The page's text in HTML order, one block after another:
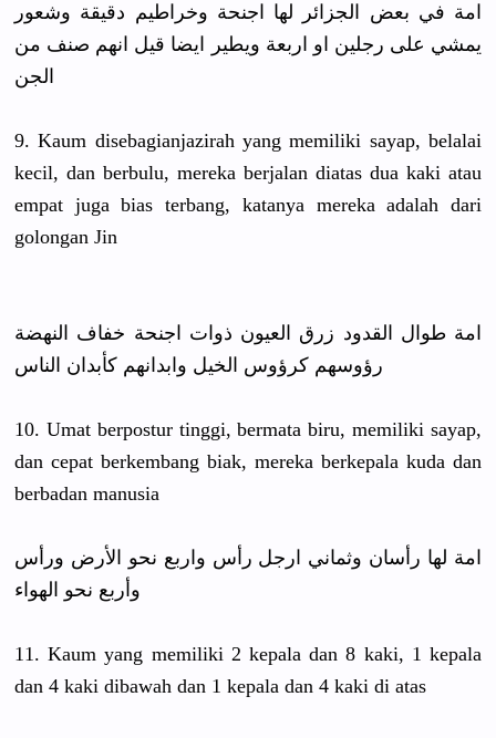
امة في بعض الجزائر لها اجنحة وخراطيم دقيقة وشعور
يمشي على رجلين او اربعة ويطير ايضا قيل انهم صنف من
الجن
9. Kaum disebagianjazirah yang memiliki sayap, belalai
kecil, dan berbulu, mereka berjalan diatas dua kaki atau
empat juga bias terbang, katanya mereka adalah dari
golongan Jin
امة طوال القدود زرق العيون ذوات اجنحة خفاف النهضة
رؤوسهم كرؤوس الخيل وابدانهم كأبدان الناس
10. Umat berpostur tinggi, bermata biru, memiliki sayap,
dan cepat berkembang biak, mereka berkepala kuda dan
berbadan manusia
امة لها رأسان وثماني ارجل رأس واربع نحو الأرض ورأس
وأربع نحو الهواء
11. Kaum yang memiliki 2 kepala dan 8 kaki, 1 kepala
dan 4 kaki dibawah dan 1 kepala dan 4 kaki di atas